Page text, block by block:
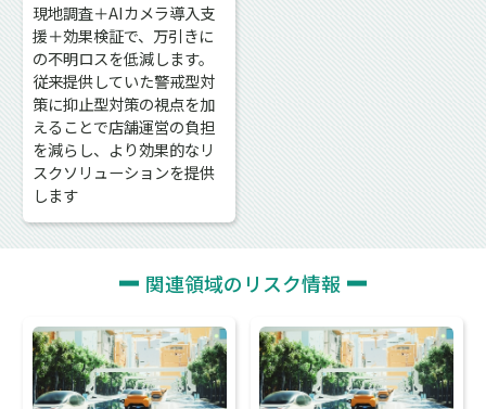
現地調査＋AIカメラ導入支
援＋効果検証で、万引きに
の不明ロスを低減します。
従来提供していた警戒型対
策に抑止型対策の視点を加
えることで店舗運営の負担
を減らし、より効果的なリ
スクソリューションを提供
します
関連領域のリスク情報